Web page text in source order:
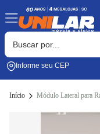
Informe seu CEP
Início